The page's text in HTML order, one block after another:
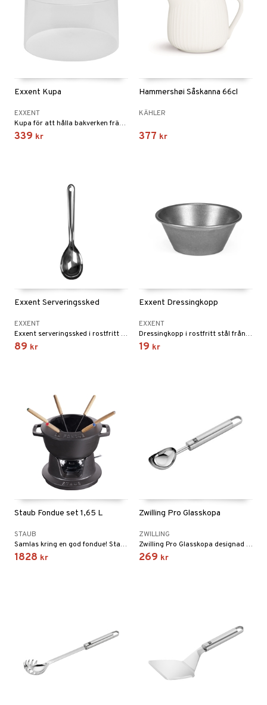
Exxent Kupa
EXXENT
Kupa för att hålla bakverken fräscha.
339 kr
Hammershøi Såskanna 66cl
KÄHLER
377 kr
Exxent Serveringssked
EXXENT
Exxent serveringssked i rostfritt stål. Den klassiska serveringsskeden kan användas både till servering och tillagning.
89 kr
Exxent Dressingkopp
EXXENT
Dressingkopp i rostfritt stål från Exxent.
19 kr
Staub Fondue set 1,65 L
STAUB
Samlas kring en god fondue! Staubs fondue set rymmer 1,6 liter och passar för tillagning och servering av både ost-, buljong- och chokladfondue.
1828 kr
Zwilling Pro Glasskopa
ZWILLING
Zwilling Pro Glasskopa designad av Matteo Thun och Antonio Rodriguez.
269 kr